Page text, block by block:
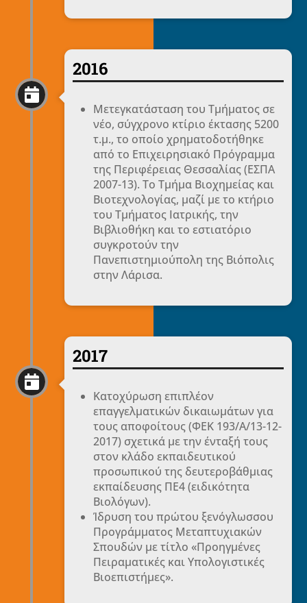

2016
Μετεγκατάσταση του Τμήματος σε
νέο, σύγχρονο κτίριο έκτασης 5200
τ.μ., το οποίο χρηματοδοτήθηκε
από το Επιχειρησιακό Πρόγραμμα
της Περιφέρειας Θεσσαλίας (ΕΣΠΑ
2007-13). Το Τμήμα Βιοχημείας και
Βιοτεχνολογίας, μαζί με το κτήριο
του Τμήματος Ιατρικής, την
Βιβλιοθήκη και το εστιατόριο
συγκροτούν την
Πανεπιστημιούπολη της Βιόπολις
στην Λάρισα.

2017
Κατοχύρωση επιπλέον
επαγγελματικών δικαιωμάτων για
τους αποφοίτους (ΦΕΚ 193/Α/13-12-
2017) σχετικά με την ένταξή τους
στον κλάδο εκπαιδευτικού
προσωπικού της δευτεροβάθμιας
εκπαίδευσης ΠΕ4 (ειδικότητα
Βιολόγων).
Ίδρυση του πρώτου ξενόγλωσσου
Προγράμματος Μεταπτυχιακών
Σπουδών με τίτλο «Προηγμένες
Πειραματικές και Υπολογιστικές
Βιοεπιστήμες».